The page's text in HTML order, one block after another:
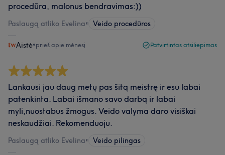
procedūra, malonus bendravimas:))
Paslaugą atliko Evelina• Veido procedūros
Aistė•prieš apie mėnesį Patvirtintas atsiliepimas
Lankausi jau daug metų pas šitą meistrę ir esu labai
patenkinta. Labai išmano savo darbą ir labai
myli,nuostabus žmogus. Veido valyma daro visiškai
neskaudžiai. Rekomenduoju.
Paslaugą atliko Evelina• Veido pilingas